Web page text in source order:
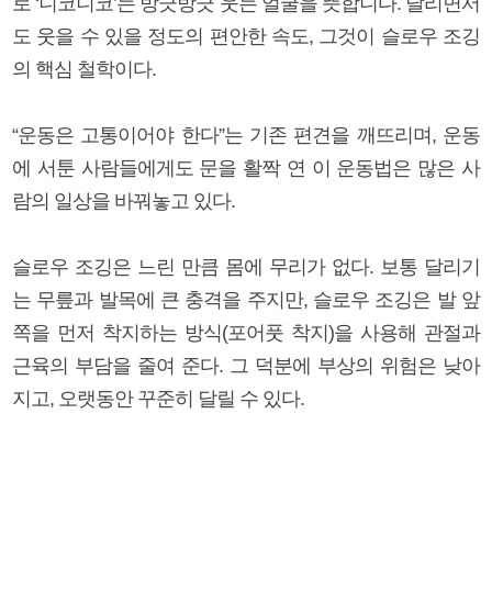
도 웃을 수 있을 정도의 편안한 속도, 그것이 슬로우 조깅
의 핵심 철학이다.
“운동은 고통이어야 한다”는 기존 편견을 깨뜨리며, 운동
에 서툰 사람들에게도 문을 활짝 연 이 운동법은 많은 사
람의 일상을 바꿔놓고 있다.
슬로우 조깅은 느린 만큼 몸에 무리가 없다. 보통 달리기
는 무릎과 발목에 큰 충격을 주지만, 슬로우 조깅은 발 앞
쪽을 먼저 착지하는 방식(포어풋 착지)을 사용해 관절과
근육의 부담을 줄여 준다. 그 덕분에 부상의 위험은 낮아
지고, 오랫동안 꾸준히 달릴 수 있다.